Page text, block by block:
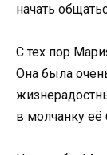
начать
С тех пор
Она была
в молчанку её